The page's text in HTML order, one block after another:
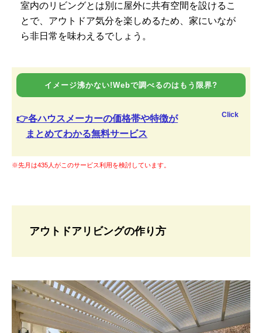
室内のリビングとは別に屋外に共有空間を設けるこ
とで、アウトドア気分を楽しめるため、家にいなが
ら非日常を味わえるでしょう。
イメージ沸かない!Webで調べるのはもう限界?
👉各ハウスメーカーの価格帯や特徴が
まとめてわかる無料サービス
Click
※先月は435人がこのサービス利用を検討しています。
アウトドアリビングの作り方